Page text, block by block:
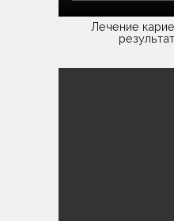
Лечение